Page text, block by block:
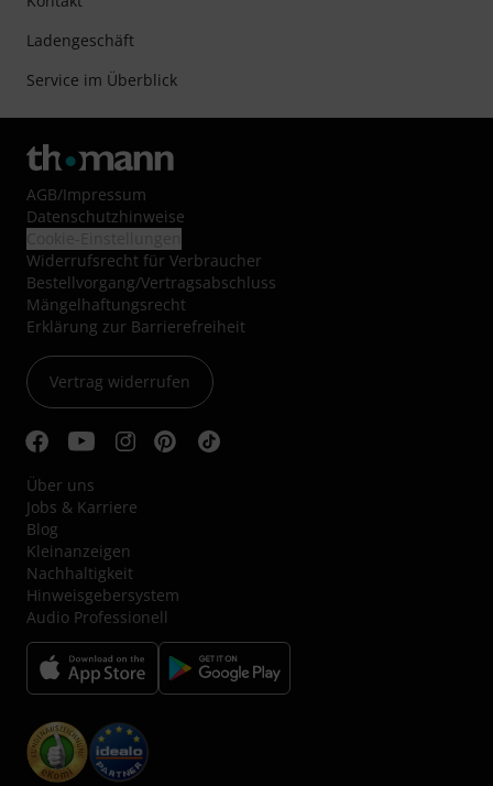
Ladengeschäft
Service im Überblick
AGB/Impressum
Datenschutzhinweise
Widerrufsrecht für Verbraucher
Bestellvorgang/Vertragsabschluss
Mängelhaftungsrecht
Erklärung zur Barrierefreiheit
Vertrag widerrufen
Über uns
Jobs & Karriere
Blog
Kleinanzeigen
Nachhaltigkeit
Hinweisgebersystem
Audio Professionell